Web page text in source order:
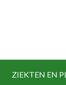
ZIEKTEN EN